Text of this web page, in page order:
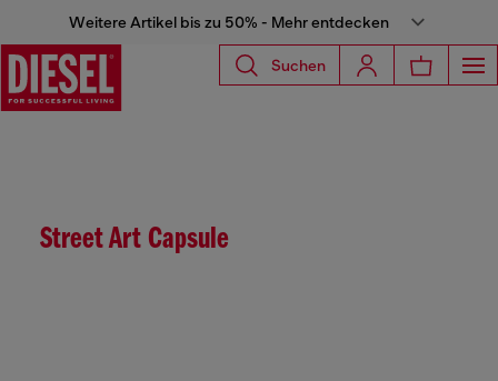
Weitere Artikel bis zu 50% - Mehr entdecken
Suchen
Street Art Capsule